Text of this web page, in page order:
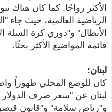
الأكثر رواجًا. كما كان هناك
الرياضية العالمية، حيث جاء
الأبطال" و"دوري كرة السلة
قائمة المواضيع الأكثر بحثًا.
لبنان:
كان للوضع المحلي ظهوراً
لبنان عن "سعر صرف الدولار
و"رياض سلامة" و"قانون